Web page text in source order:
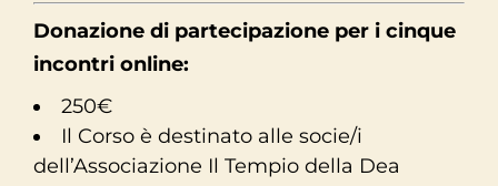
Donazione di partecipazione per i cinque
incontri online:
250€
Il Corso è destinato alle socie/i
dell’Associazione Il Tempio della Dea